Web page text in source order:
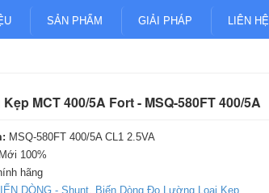
SẢN PHẨM GIẢI PHÁP LIÊN HỆ
MCT 400/5A Fort - MSQ-580FT 400/5A
MSQ-580FT 400/5A CL1 2.5VA
Mới 100%
hãng
DÒNG - Shunt, Biến Dòng Đo Lường Loại Kẹp